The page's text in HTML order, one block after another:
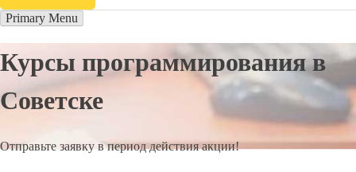
Primary Menu
Курсы программирования в
Советске
Отправьте заявку в период действия акции!